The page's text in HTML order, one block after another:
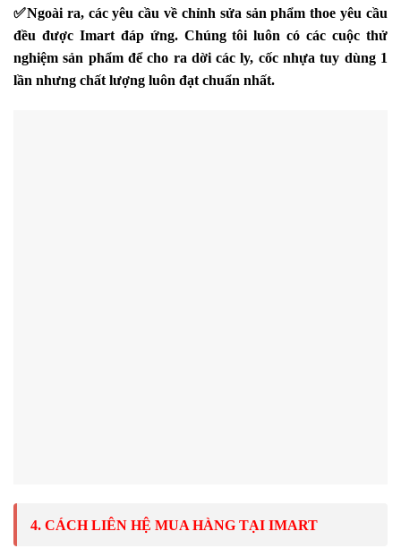
✅Ngoài ra, các yêu cầu về chỉnh sửa sản phẩm thoe yêu cầu
đều được Imart đáp ứng. Chúng tôi luôn có các cuộc thử
nghiệm sản phẩm để cho ra dời các ly, cốc nhựa tuy dùng 1
lần nhưng chất lượng luôn đạt chuẩn nhất.
4. CÁCH LIÊN HỆ MUA HÀNG TẠI IMART